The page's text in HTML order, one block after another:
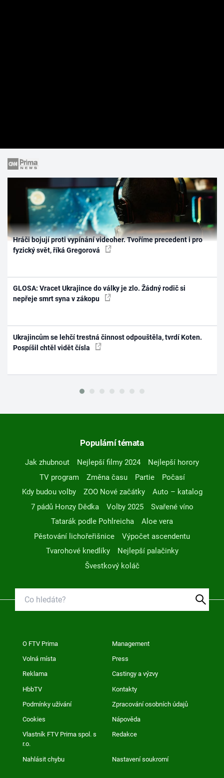
Hráči bojují proti vypínání videoher. Tvoříme precedent i pro
fyzický svět, říká Gregorová
GLOSA: Vracet Ukrajince do války je zlo. Žádný rodič si
nepřeje smrt syna v zákopu
Ukrajincům se lehčí trestná činnost odpouštěla, tvrdí Koten.
Pospíšil chtěl vidět čísla
Populární témata
Jak zhubnout Nejlepší filmy 2024
Nejlepší horory
TV program
Změna času Partie
Počasí
Kdy budou volby
ZOO Nové začátky
Auto – katalog
7 pádů Honzy Dědka
Volby 2025
Svařené víno
Tatarák podle Pohlreicha
Aloe vera
Pěstování lichořeřišnice
Výpočet ascendentu
Tvarohové knedlíky
Nejlepší palačinky
Švestkový koláč
O FTV Prima Management
Volná místa Press
Reklama Castingy a výzvy
HbbTV Kontakty
Podmínky užívání Zpracování osobních údajů
Cookies Nápověda
Vlastník FTV Prima spol. s
r.o.
Redakce
Nahlásit chybu Nastavení soukromí